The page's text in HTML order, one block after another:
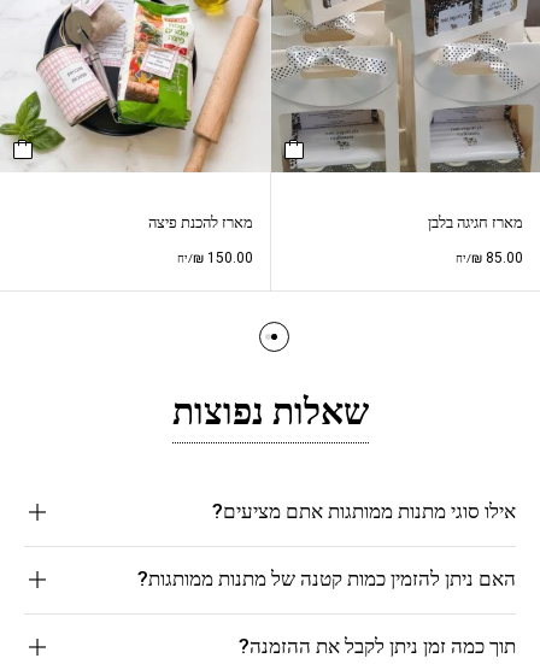
מארז חגיגה בלבן
₪ 85.00 /יח
מארז להכנת פיצה
₪150.00 /יח
שאלות נפוצות
אילו סוגי מתנות ממותגות אתם מציעים?
האם ניתן להזמין כמות קטנה של מתנות ממותגות?
תוך כמה זמן ניתן לקבל את ההזמנה?